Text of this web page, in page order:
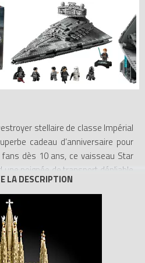
stellaire de classe Impérial
cadeau d’anniversaire pour
dès 10 ans, ce vaisseau Star
poignée de transport dépliable
canons à ressort. Le panneau
latéraux se rabattent pour
Les détails ludiques incluent la
la salle de repos,
commande et le compartiment
thermique.